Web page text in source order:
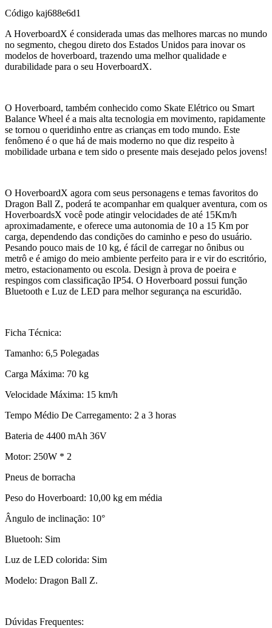
Código kaj688e6d1
A HoverboardX é considerada umas das melhores marcas no mundo
no segmento, chegou direto dos Estados Unidos para inovar os
modelos de hoverboard, trazendo uma melhor qualidade e
durabilidade para o seu HoverboardX.
O Hoverboard, também conhecido como Skate Elétrico ou Smart
Balance Wheel é a mais alta tecnologia em movimento, rapidamente
se tornou o queridinho entre as crianças em todo mundo. Este
fenômeno é o que há de mais moderno no que diz respeito à
mobilidade urbana e tem sido o presente mais desejado pelos jovens!
O HoverboardX agora com seus personagens e temas favoritos do
Dragon Ball Z, poderá te acompanhar em qualquer aventura, com os
HoverboardsX você pode atingir velocidades de até 15Km/h
aproximadamente, e oferece uma autonomia de 10 a 15 Km por
carga, dependendo das condições do caminho e peso do usuário.
Pesando pouco mais de 10 kg, é fácil de carregar no ônibus ou
metrô e é amigo do meio ambiente perfeito para ir e vir do escritório,
metro, estacionamento ou escola. Design à prova de poeira e
respingos com classificação IP54. O Hoverboard possui função
Bluetooth e Luz de LED para melhor segurança na escuridão.
Ficha Técnica:
Tamanho: 6,5 Polegadas
Carga Máxima: 70 kg
Velocidade Máxima: 15 km/h
Tempo Médio De Carregamento: 2 a 3 horas
Bateria de 4400 mAh 36V
Motor: 250W * 2
Pneus de borracha
Peso do Hoverboard: 10,00 kg em média
Ângulo de inclinação: 10°
Bluetooh: Sim
Luz de LED colorida: Sim
Modelo: Dragon Ball Z.
Dúvidas Frequentes: